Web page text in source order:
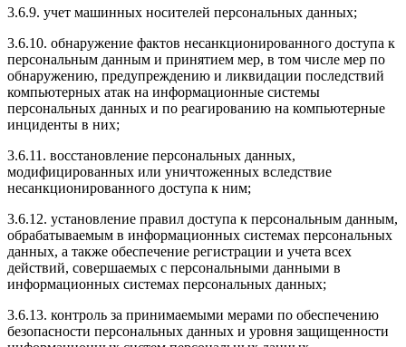
3.6.9. учет машинных носителей персональных данных;
3.6.10. обнаружение фактов несанкционированного доступа к
персональным данным и принятием мер, в том числе мер по
обнаружению, предупреждению и ликвидации последствий
компьютерных атак на информационные системы
персональных данных и по реагированию на компьютерные
инциденты в них;
3.6.11. восстановление персональных данных,
модифицированных или уничтоженных вследствие
несанкционированного доступа к ним;
3.6.12. установление правил доступа к персональным данным,
обрабатываемым в информационных системах персональных
данных, а также обеспечение регистрации и учета всех
действий, совершаемых с персональными данными в
информационных системах персональных данных;
3.6.13. контроль за принимаемыми мерами по обеспечению
безопасности персональных данных и уровня защищенности